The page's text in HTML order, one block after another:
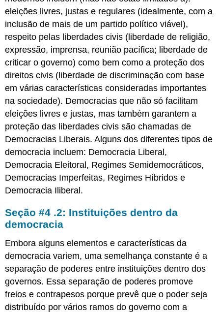
eleições livres, justas e regulares (idealmente, com a
inclusão de mais de um partido político viável),
respeito pelas liberdades civis (liberdade de religião,
expressão, imprensa, reunião pacífica; liberdade de
criticar o governo) como bem como a proteção dos
direitos civis (liberdade de discriminação com base
em várias características consideradas importantes
na sociedade). Democracias que não só facilitam
eleições livres e justas, mas também garantem a
proteção das liberdades civis são chamadas de
Democracias Liberais. Alguns dos diferentes tipos de
democracia incluem: Democracia Liberal,
Democracia Eleitoral, Regimes Semidemocráticos,
Democracias Imperfeitas, Regimes Híbridos e
Democracia Iliberal.
Seção #4 .2: Instituições dentro da
democracia
Embora alguns elementos e características da
democracia variem, uma semelhança constante é a
separação de poderes entre instituições dentro dos
governos. Essa separação de poderes promove
freios e contrapesos porque prevê que o poder seja
distribuído por vários ramos do governo com a